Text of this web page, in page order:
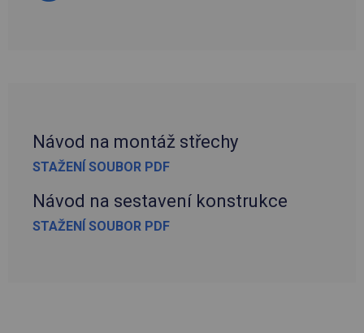
Návod na montáž střechy
STAŽENÍ SOUBOR PDF
Návod na sestavení konstrukce
STAŽENÍ SOUBOR PDF